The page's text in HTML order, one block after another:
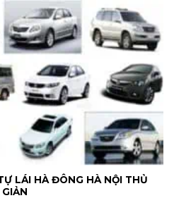
LÁI HÀ ĐÔNG HÀ NỘI THỦ